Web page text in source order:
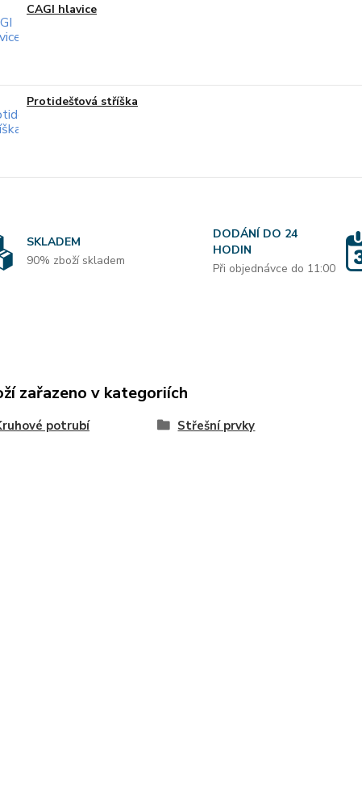
CAGI hlavice
Protidešťová stříška
SKLADEM
90% zboží skladem
DODÁNÍ DO 24
HODIN
Při objednávce do 11:00
zařazeno v kategoriích
potrubí Střešní prvky